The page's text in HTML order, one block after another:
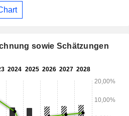
sowie Schätzungen